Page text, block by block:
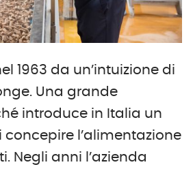
1963 da un’intuizione di
Una grande
introduce in Italia un
l’alimentazione
Negli anni l’azienda